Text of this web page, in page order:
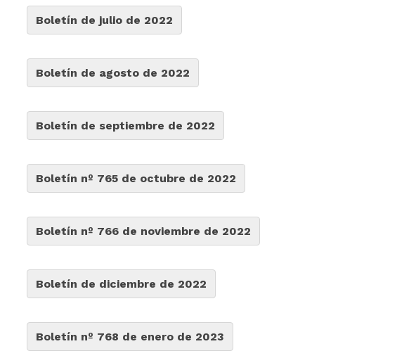
Boletín de julio de 2022
Boletín de agosto de 2022
Boletín de septiembre de 2022
Boletín nº 765 de octubre de 2022
Boletín nº 766 de noviembre de 2022
Boletín de diciembre de 2022
Boletín nº 768 de enero de 2023